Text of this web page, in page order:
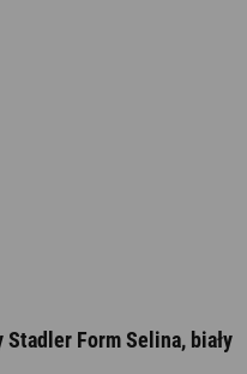
Form Selina, biały